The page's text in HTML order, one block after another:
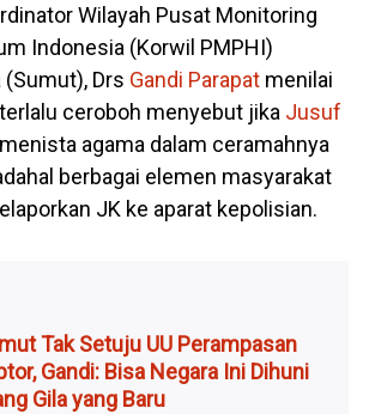
Wilayah Pusat Monitoring
Indonesia (Korwil PMPHI)
(Sumut), Drs Gandi Parapatmenilai
terlalu ceroboh menyebut jika Jusuf
agama dalam ceramahnya
berbagai elemen masyarakat
JK ke aparat kepolisian.
Tak Setuju UU Perampasan
Gandi: Bisa Negara Ini Dihuni
Gila yang Baru